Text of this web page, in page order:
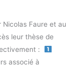
Nicolas Faure et au
leur thèse de
:
associé à